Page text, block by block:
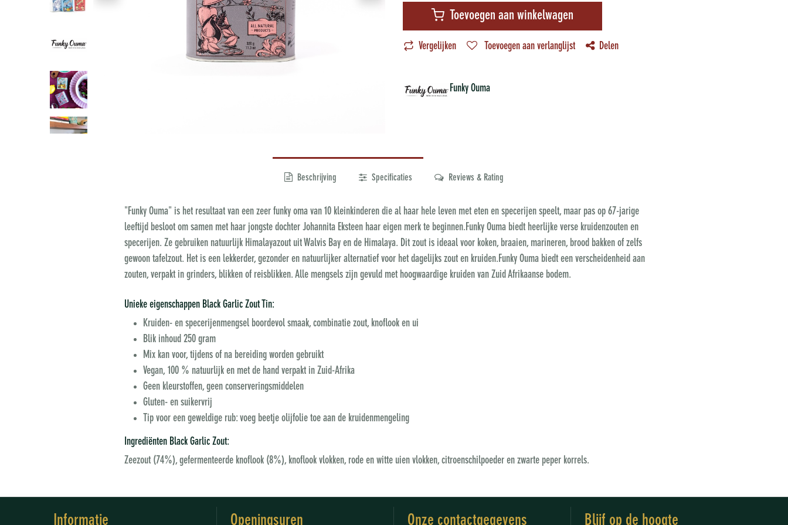
Toevoegen aan winkelwagen
Vergelijken Toevoegen aan verlanglijst Delen
Funky Ouma
Beschrijving Specificaties Reviews & Rating
"Funky Ouma" is het resultaat van een zeer funky oma van 10 kleinkinderen die al haar hele leven met eten en specerijen speelt, maar pas op 67-jarige
leeftijd besloot om samen met haar jongste dochter Johannita Eksteen haar eigen merk te beginnen.Funky Ouma biedt heerlijke verse kruidenzouten en
specerijen. Ze gebruiken natuurlijk Himalayazout uit Walvis Bay en de Himalaya. Dit zout is ideaal voor koken, braaien, marineren, brood bakken of zelfs
gewoon tafelzout. Het is een lekkerder, gezonder en natuurlijker alternatief voor het dagelijks zout en kruiden.Funky Ouma biedt een verscheidenheid aan
zouten, verpakt in grinders, blikken of reisblikken. Alle mengsels zijn gevuld met hoogwaardige kruiden van Zuid Afrikaanse bodem.
Unieke eigenschappen Black Garlic Zout Tin:
Kruiden- en specerijenmengsel boordevol smaak, combinatie zout, knoflook en ui
Blik inhoud 250 gram
Mix kan voor, tijdens of na bereiding worden gebruikt
Vegan, 100 % natuurlijk en met de hand verpakt in Zuid-Afrika
Geen kleurstoffen, geen conserveringsmiddelen
Gluten- en suikervrij
Tip voor een geweldige rub: voeg beetje olijfolie toe aan de kruidenmengeling
Ingrediënten Black Garlic Zout:
Zeezout (74%), gefermenteerde knoflook (8%), knoflook vlokken, rode en witte uien vlokken, citroenschilpoeder en zwarte peper korrels.
Informatie Openingsuren Onze contactgegevens Blijf op de hoogte